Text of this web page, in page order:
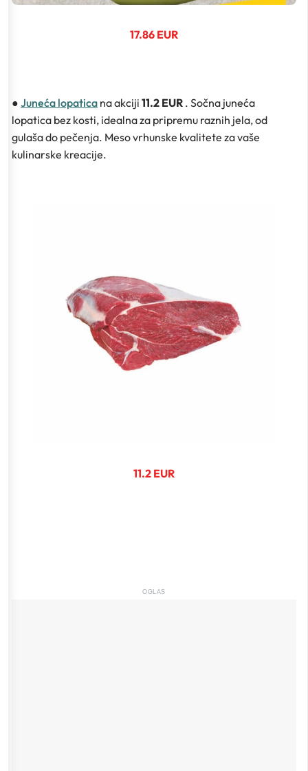
17.86 EUR
● Juneća lopatica na akciji 11.2 EUR . Sočna juneća
lopatica bez kosti, idealna za pripremu raznih jela, od
gulaša do pečenja. Meso vrhunske kvalitete za vaše
kulinarske kreacije.
11.2 EUR
OGLAS